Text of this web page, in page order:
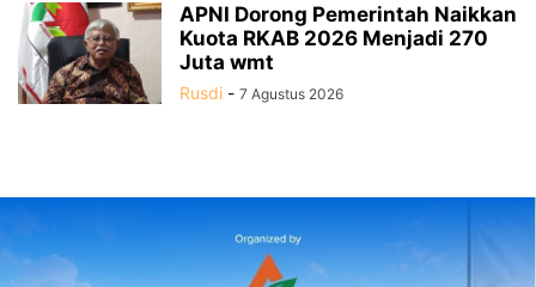
APNI Dorong Pemerintah Naikkan
Kuota RKAB 2026 Menjadi 270
Juta wmt
Rusdi - 7 Agustus 2026